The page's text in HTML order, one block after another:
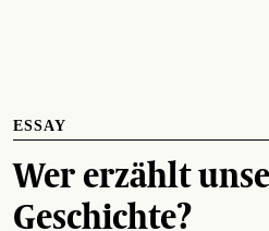
ESSAY
Wer erzählt
Geschichte?